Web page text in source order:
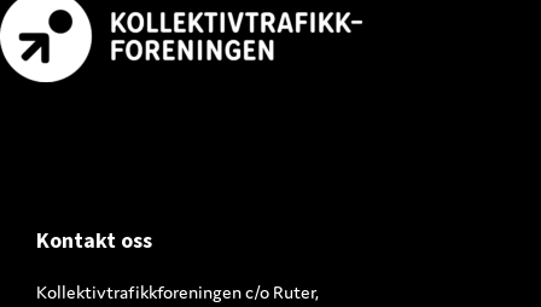
Footer
Kontakt oss
Kollektivtrafikkforeningen c/o Ruter,